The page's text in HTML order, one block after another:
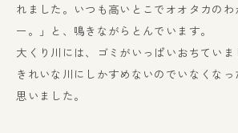
れました。いつも高いとこでオオタカのわ
ー。」と、鳴きながらとんでいます。
大くり川には、ゴミがいっぱいおちていま
きれいな川にしかすめないのでいなくな
思いました。